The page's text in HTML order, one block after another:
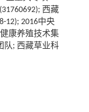
西藏
12); 2016中央
康养殖技术集
队; 西藏草业科